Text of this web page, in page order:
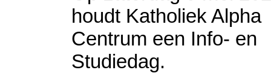
houdt Katholiek Alpha
Centrum een Info- en
Studiedag.